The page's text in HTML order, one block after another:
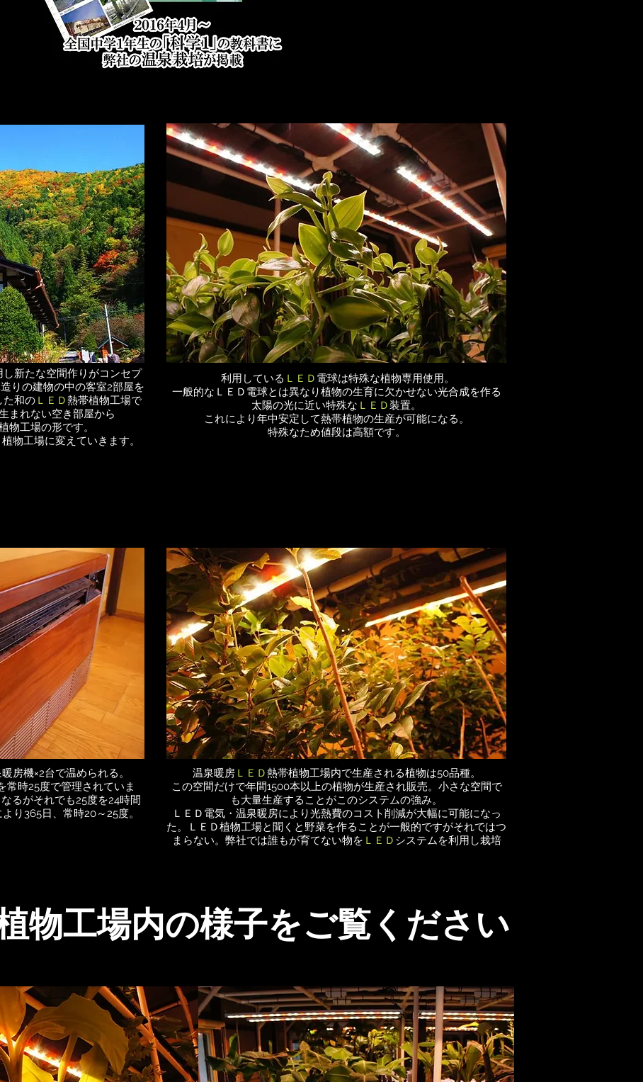
新たな空間作りがコンセプ
りの建物の中の客室2部屋を
た和の ＬＥＤ熱帯植物工場で
まれない空き部屋から
物工場の形です。
植物工場に変えていきます。
利用している ＬＥＤ 電球は特殊な植物専用使用。
一般的なＬＥＤ電球とは異なり植物の生育に欠かせない光合成を作る
太陽の光に近い特殊な ＬＥＤ装置。
これにより年中安定して熱帯植物の生産が可能になる。
特殊なため値段は高額です。
房機×2台で温められる。
常時25度で管理されていま
るがそれでも25度を24時間
り365日、常時20～25度。
温泉暖房ＬＥＤ熱帯植物工場内で生産される植物は50品種。
この空間だけで年間1500本以上の植物が生産され販売。小さな空間で
も大量生産することがこのシステムの強み。
ＬＥＤ電気・温泉暖房により光熱費のコスト削減が大幅に可能になっ
た。ＬＥＤ植物工場と聞くと野菜を作ることが一般的ですがそれではつ
まらない。弊社では誰もが育てない物を ＬＥＤ システムを利用し栽培
物工場内の様子をご覧ください